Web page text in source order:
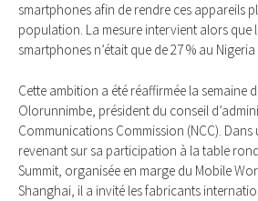
smartphones afin de rendre ces appareils
population. La mesure intervient alors que
smartphones n’était que de 27 % au Nigeria
Cette ambition a été réaffirmée la semaine
Olorunnimbe, président du conseil
Communications Commission (NCC).
revenant sur sa participation à la table
Summit, organisée en marge du Mobile
Shanghai, il a invité les fabricants